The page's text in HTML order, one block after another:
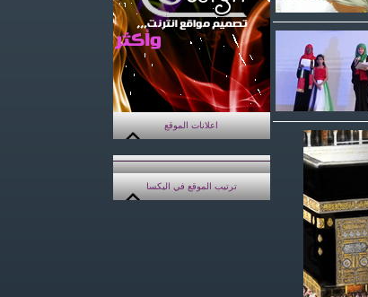
اعلانات الموقع
ترتيب الموقع في اليكسا